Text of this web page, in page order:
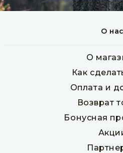
В
О нас
О
Как
Оплата и
Возврат
Бонусная